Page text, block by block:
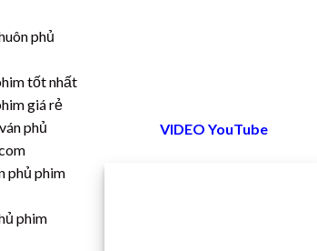
phủ
tốt nhất
giá rẻ
phủ
phủ phim
phim
VIDEO YouTube